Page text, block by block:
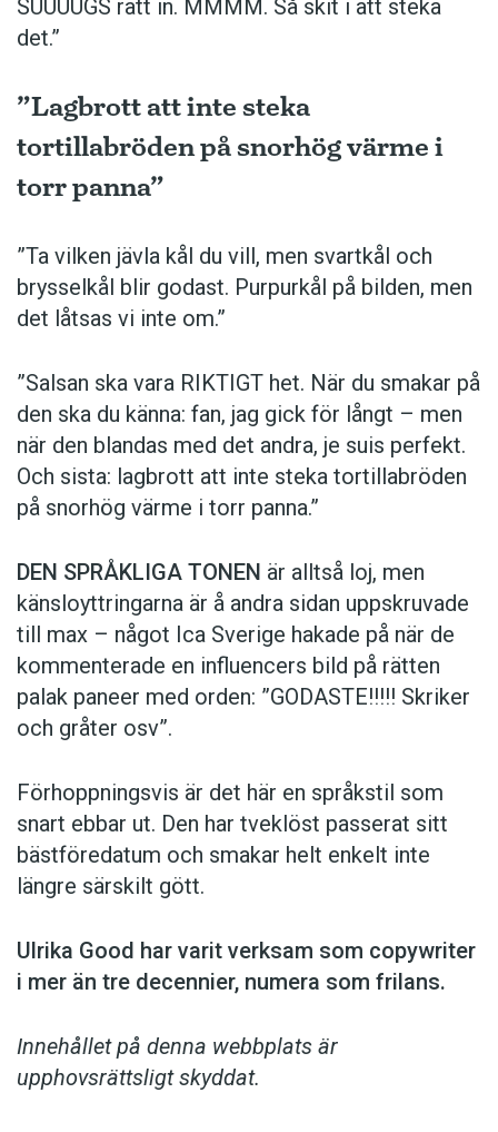
SUUUUGS rätt in. MMMM. Så skit i att steka
det.”
”Lagbrott att inte steka
tortillabröden på snorhög värme i
torr panna”
”Ta vilken jävla kål du vill, men svartkål och
brysselkål blir ­godast. ­Purpurkål på bilden, men
det låtsas vi inte om.”
”Salsan ska vara ­RIKTIGT het. När du smakar på
den ska du känna: fan, jag gick för långt – men
när den blandas med det andra, je suis perfekt.
Och sista: lagbrott att inte steka tortillabröden
på snorhög värme i torr panna.”
DEN SPRÅKLIGA TONEN är alltså loj, men
känsloyttringarna är å andra sidan uppskruvade
till max – något Ica Sverige hakade på när de
kommen­terade en influencers bild på rätten
palak paneer med orden: ­”GODASTE!!!!! Skriker
och gråter osv”.
Förhoppningsvis är det här en språkstil som
snart ebbar ut. Den har tveklöst passerat sitt
bästföredatum och smakar helt enkelt inte
längre särskilt gött.
Ulrika Good har varit verksam som copy­writer
i mer än tre decennier, numera som frilans.
Innehållet på denna webbplats är
upphovsrättsligt skyddat.